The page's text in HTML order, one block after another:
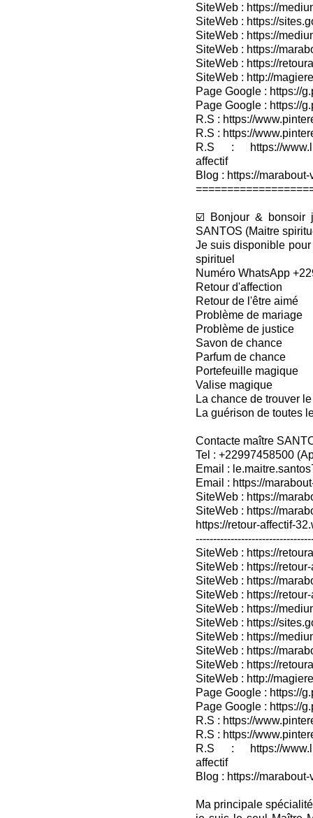
SiteWeb : https://
SiteWeb : https://
SiteWeb : https://
SiteWeb : https://
SiteWeb : https://
SiteWeb : http://
Page Google : https://
Page Google : https://
R.S : https://
R.S : https://
R.S : https://
affectif
Blog : https://
☑️ Bonjour & bonsoir
SANTOS (Maitre
Je suis disponible
spirituel
Numéro WhatsApp
Retour d'affection
Retour de l'être aimé
Problème de mariage
Problème de justice
Savon de chance
Parfum de chance
Portefeuille magique
Valise magique
La chance de trouver
La guérison de toutes
Contacte maître
Tel : +22997458500
Email :
Email : https://
SiteWeb : https://
SiteWeb : https://
https://retour-affectif-
SiteWeb : https://
SiteWeb : https://
SiteWeb : https://
SiteWeb : https://
SiteWeb : https://
SiteWeb : https://
SiteWeb : https://
SiteWeb : https://
SiteWeb : https://
SiteWeb : http://
Page Google : https://
Page Google : https://
R.S : https://
R.S : https://
R.S : https://
affectif
Blog : https://
Ma principale